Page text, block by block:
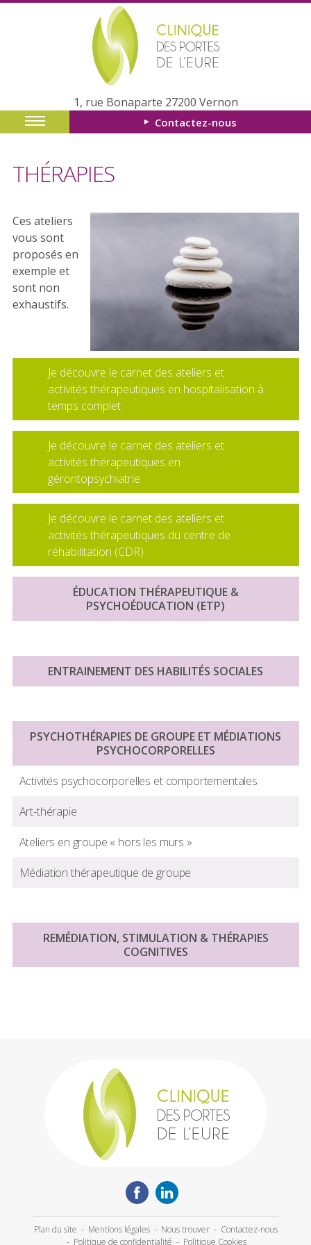
1, rue Bonaparte 27200 Vernon
Contactez-nous
THÉRAPIES
Ces ateliers
vous sont
proposés en
exemple et
sont non
exhaustifs.
Je découvre le carnet des ateliers et
activités thérapeutiques en hospitalisation à
temps complet
Je découvre le carnet des ateliers et
activités thérapeutiques en
gérontopsychiatrie
Je découvre le carnet des ateliers et
activités thérapeutiques du centre de
réhabilitation (CDR)
ÉDUCATION THÉRAPEUTIQUE &
PSYCHOÉDUCATION (ETP)
ENTRAINEMENT DES HABILITÉS SOCIALES
PSYCHOTHÉRAPIES DE GROUPE ET MÉDIATIONS
PSYCHOCORPORELLES
Activités psychocorporelles et comportementales
Art-thérapie
Ateliers en groupe « hors les murs »
Médiation thérapeutique de groupe
REMÉDIATION, STIMULATION & THÉRAPIES
COGNITIVES
Plan du site - Mentions légales- Nous trouver- Contactez-nous
- Politique de confidentialité - Politique Cookies